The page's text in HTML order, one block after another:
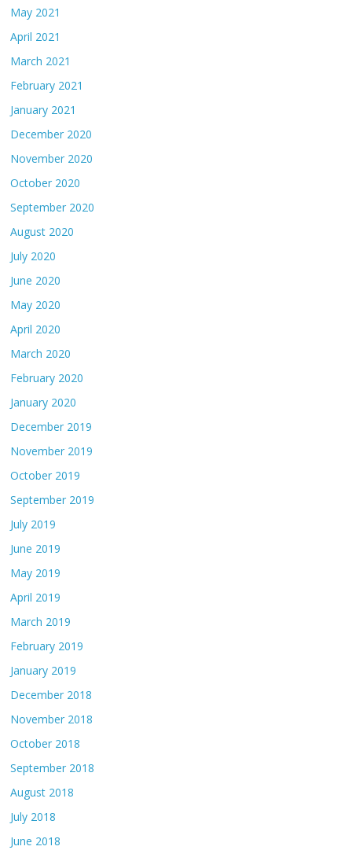
May 2021
April 2021
March 2021
February 2021
January 2021
December 2020
November 2020
October 2020
September 2020
August 2020
July 2020
June 2020
May 2020
April 2020
March 2020
February 2020
January 2020
December 2019
November 2019
October 2019
September 2019
July 2019
June 2019
May 2019
April 2019
March 2019
February 2019
January 2019
December 2018
November 2018
October 2018
September 2018
August 2018
July 2018
June 2018